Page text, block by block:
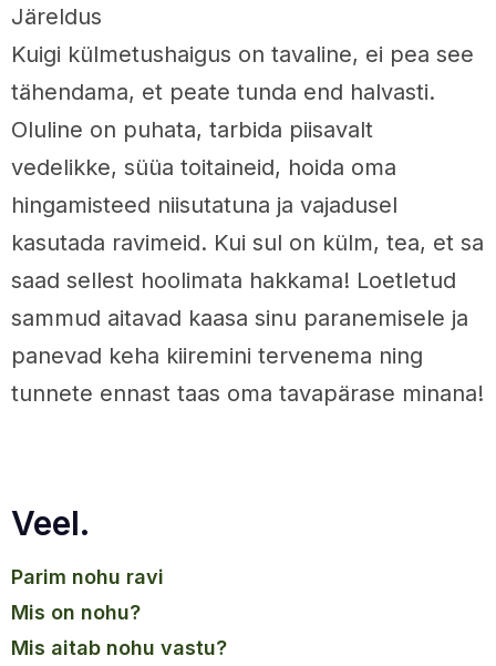
Järeldus
Kuigi külmetushaigus on tavaline, ei pea see
tähendama, et peate tunda end halvasti.
Oluline on puhata, tarbida piisavalt
vedelikke, süüa toitaineid, hoida oma
hingamisteed niisutatuna ja vajadusel
kasutada ravimeid. Kui sul on külm, tea, et sa
saad sellest hoolimata hakkama! Loetletud
sammud aitavad kaasa sinu paranemisele ja
panevad keha kiiremini tervenema ning
tunnete ennast taas oma tavapärase minana!
Veel.
parim nohu ravi
mis on nohu?
mis aitab nohu vastu?